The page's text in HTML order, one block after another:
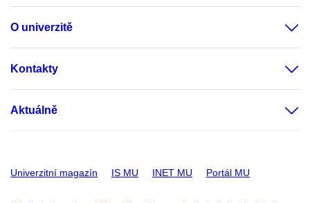
O univerzitě
Kontakty
Aktuálně
Univerzitní magazín IS MU INET MU Portál MU